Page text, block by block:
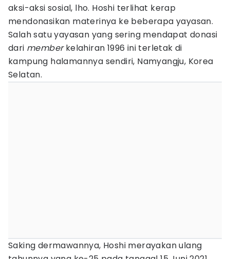
aksi-aksi sosial, lho. Hoshi terlihat kerap
mendonasikan materinya ke beberapa yayasan.
Salah satu yayasan yang sering mendapat donasi
dari memberkelahiran 1996 ini terletak di
kampung halamannya sendiri, Namyangju, Korea
Selatan.
Saking dermawannya, Hoshi merayakan ulang